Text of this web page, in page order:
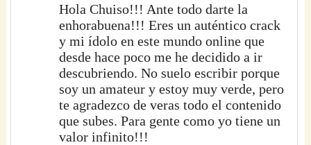
Hola Chuiso!!! Ante todo darte la
enhorabuena!!! Eres un auténtico crack
y mi ídolo en este mundo online que
desde hace poco me he decidido a ir
descubriendo. No suelo escribir porque
soy un amateur y estoy muy verde, pero
te agradezco de veras todo el contenido
que subes. Para gente como yo tiene un
valor infinito!!!